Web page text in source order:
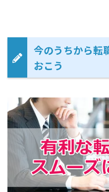
今のうちから転
おこう